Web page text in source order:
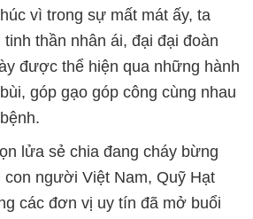
vì trong sự mất mát ấy, ta
thần nhân ái, đại đại đoàn
được thể hiện qua những hành
góp gạo góp công cùng nhau
lửa sẻ chia đang cháy bừng
con người Việt Nam, Quỹ Hạt
các đơn vị uy tín đã mở buổi